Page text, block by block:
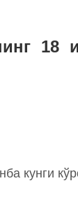
18
кунги